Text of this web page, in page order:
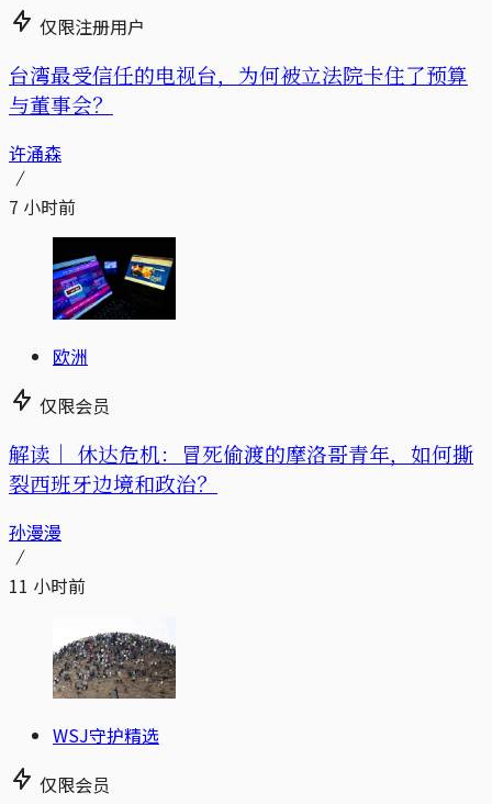
仅限注册用户
台湾最受信任的电视台，为何被立法院卡住了预算
与董事会？
许涌森
7 小时前
欧洲
仅限会员
解读｜ 休达危机：冒死偷渡的摩洛哥青年，如何撕
裂西班牙边境和政治？
孙漫漫
11 小时前
WSJ守护精选
仅限会员